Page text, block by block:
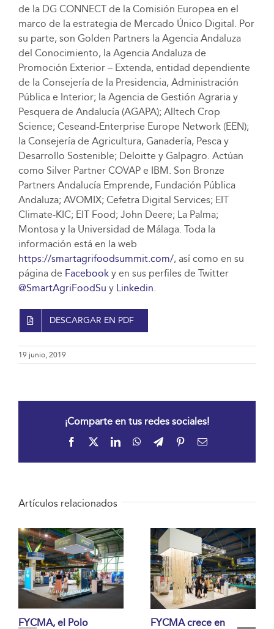
de la DG CONNECT de la Comisión Europea en el
marco de la estrategia de Mercado Único Digital. Por
su parte, son Golden Partners la Agencia Andaluza
del Conocimiento, la Agencia Andaluza de
Promoción Exterior – Extenda, entidad dependiente
de la Consejería de la Presidencia, Administración
Pública e Interior; la Agencia de Gestión Agraria y
Pesquera de Andalucía (AGAPA); Alltech Crop
Science; Ceseand-Enterprise Europe Network (EEN);
la Consejería de Agricultura, Ganadería, Pesca y
Desarrollo Sostenible; Deloitte y Galpagro. Actúan
como Silver Partner COVAP e IBM. Son Bronze
Partners Andalucía Emprende, Fundación Pública
Andaluza; AVOMIX; Cefetra Digital Services; EIT
Climate-KIC; EIT Food; John Deere; La Palma;
Montosa y la Universidad de Málaga. Toda la
información está en la web
https://smartagrifoodsummit.com/, así como en su
página de Facebooky en sus perfiles de Twitter
@SmartAgriFoodSu y Linkedin.
DESCARGAR EN PDF
19 junio, 2019
¡Comparte en tus redes sociales!
Facebook LinkedInWhatsApp
TelegramPinterestCorreo
Artículos relacionados
FYCMA, el Polo
FYCMA crece en